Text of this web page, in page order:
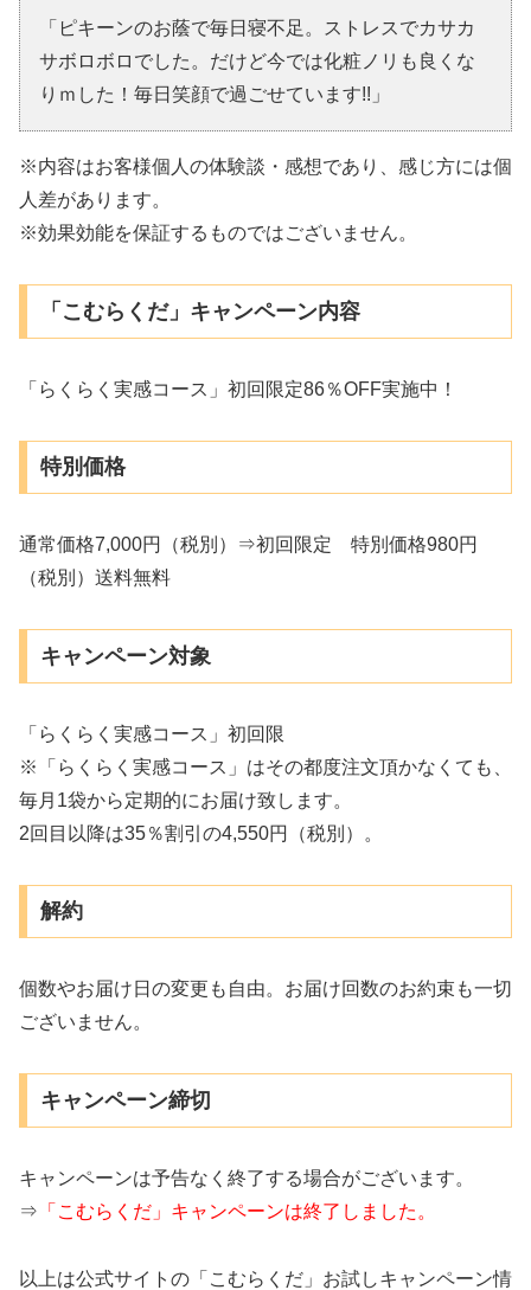
「ピキーンのお蔭で毎日寝不足。ストレスでカサカ
サボロボロでした。だけど今では化粧ノリも良くな
りｍした！毎日笑顔で過ごせています!!」
※内容はお客様個人の体験談・感想であり、感じ方には個
人差があります。
※効果効能を保証するものではございません。
「こむらくだ」キャンペーン内容
「らくらく実感コース」初回限定86％OFF実施中！
特別価格
通常価格7,000円（税別）⇒初回限定 特別価格980円
（税別）送料無料
キャンペーン対象
「らくらく実感コース」初回限
※「らくらく実感コース」はその都度注文頂かなくても、
毎月1袋から定期的にお届け致します。
2回目以降は35％割引の4,550円（税別）。
解約
個数やお届け日の変更も自由。お届け回数のお約束も一切
ございません。
キャンペーン締切
キャンペーンは予告なく終了する場合がございます。
⇒ 「こむらくだ」キャンペーンは終了しました。
以上は公式サイトの「こむらくだ」お試しキャンペーン情